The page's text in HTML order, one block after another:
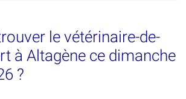
le vétérinaire-de-
à Altagène ce dimanche
?